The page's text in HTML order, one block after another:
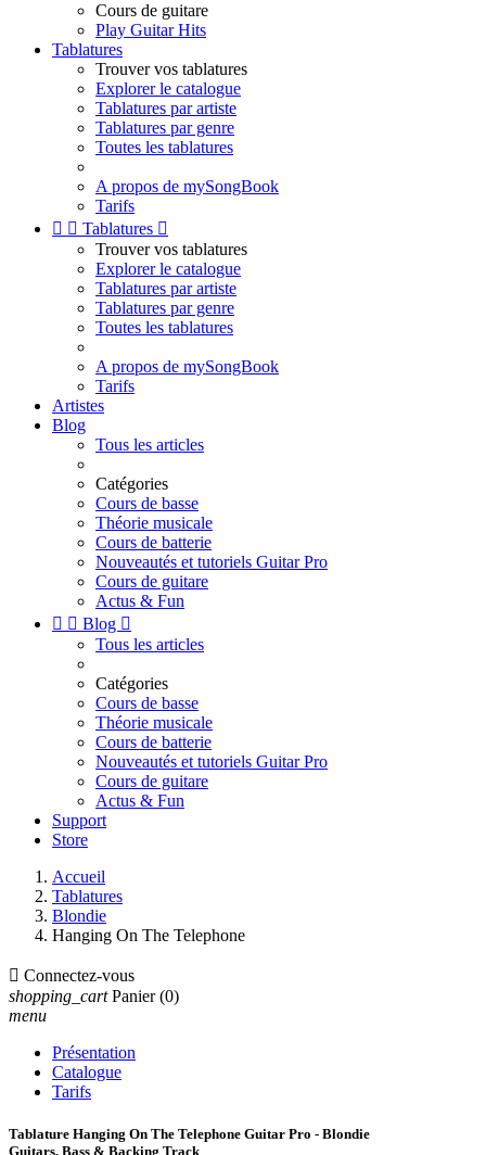
Cours de guitare
Play Guitar Hits
Tablatures
Trouver vos tablatures
Explorer le catalogue
Tablatures par artiste
Tablatures par genre
Toutes les tablatures
A propos de mySongBook
Tarifs
  Tablatures 
Trouver vos tablatures
Explorer le catalogue
Tablatures par artiste
Tablatures par genre
Toutes les tablatures
A propos de mySongBook
Tarifs
Artistes
Blog
Tous les articles
Catégories
Cours de basse
Théorie musicale
Cours de batterie
Nouveautés et tutoriels Guitar Pro
Cours de guitare
Actus & Fun
  Blog 
Tous les articles
Catégories
Cours de basse
Théorie musicale
Cours de batterie
Nouveautés et tutoriels Guitar Pro
Cours de guitare
Actus & Fun
Support
Store
Accueil
Tablatures
Blondie
Hanging On The Telephone
 Connectez-vous
shopping_cart Panier (0)
menu
Présentation
Catalogue
Tarifs
Tablature Hanging On The Telephone Guitar Pro - Blondie
Guitars, Bass & Backing Track